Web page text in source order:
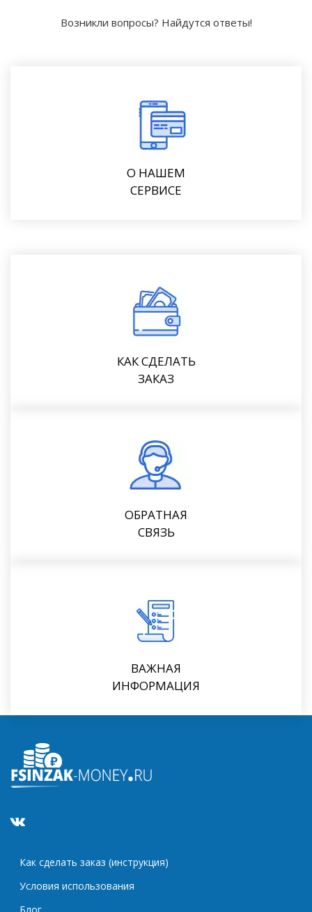
Возникли вопросы? Найдутся ответы!
О НАШЕМ
СЕРВИСЕ
КАК СДЕЛАТЬ
ЗАКАЗ
ОБРАТНАЯ
СВЯЗЬ
ВАЖНАЯ
ИНФОРМАЦИЯ
Как сделать заказ (инструкция)
Условия использования